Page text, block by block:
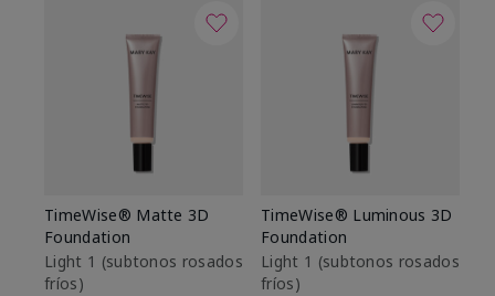
TimeWise® Matte 3D
Foundation
Light 1​ (subtonos rosados
fríos)
TimeWise® Luminous 3D
Foundation
Light 1​ (subtonos rosados
fríos)